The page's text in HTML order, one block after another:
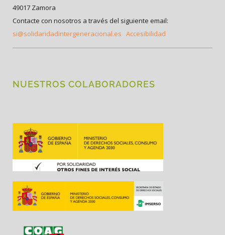
49017 Zamora
Contacte con nosotros a través del siguiente email:
si@solidaridadintergeneracional.es Accesibilidad
NUESTROS COLABORADORES